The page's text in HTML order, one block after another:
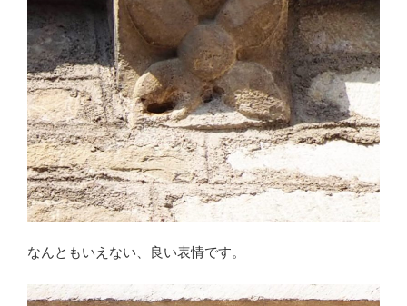
なんともいえない、良い表情です。